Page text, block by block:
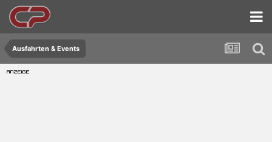
Ausfahrten & Events